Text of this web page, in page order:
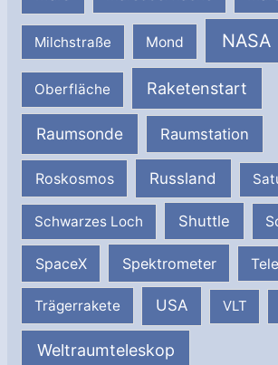
Milchstraße Mond NASA
Oberfläche Raketenstart
Raumsonde Raumstation
Roskosmos Russland
Schwarzes Loch Shuttle
SpaceX Spektrometer
Trägerrakete USA VLT
Weltraumteleskop